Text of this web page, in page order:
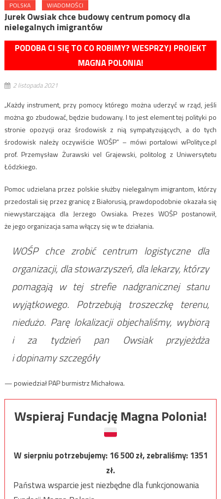
POLSKA WIADOMOŚCI
Jurek Owsiak chce budowy centrum pomocy dla
nielegalnych imigrantów
PODOBA CI SIĘ TO CO ROBIMY? WESPRZYJ PROJEKT
MAGNA POLONIA!
2 listopada 2021
„Każdy instrument, przy pomocy którego można uderzyć w rząd, jeśli
można go zbudować, będzie budowany. I to jest element tej polityki po
stronie opozycji oraz środowisk z nią sympatyzujących, a do tych
środowisk należy oczywiście WOŚP” – mówi portalowi wPolityce.pl
prof. Przemysław Żurawski vel Grajewski, politolog z Uniwersytetu
Łódzkiego.
Pomoc udzielana przez polskie służby nielegalnym imigrantom, którzy
przedostali się przez granicę z Białorusią, prawdopodobnie okazała się
niewystarczająca dla Jerzego Owsiaka. Prezes WOŚP postanowił,
że jego organizacja sama włączy się w te działania.
WOŚP chce zrobić centrum logistyczne dla
organizacji, dla stowarzyszeń, dla lekarzy, którzy
pomagają w tej strefie nadgranicznej stanu
wyjątkowego. Potrzebują troszeczkę terenu,
niedużo. Parę lokalizacji objechaliśmy, wybiorą
i za tydzień pan Owsiak przyjeżdża
i dopinamy szczegóły
— powiedział PAP burmistrz Michałowa.
Wspieraj Fundację Magna Polonia!
W sierpniu potrzebujemy:16 500zł, zebraliśmy:1351
zł.
Państwa wsparcie jest niezbędne dla funkcjonowania